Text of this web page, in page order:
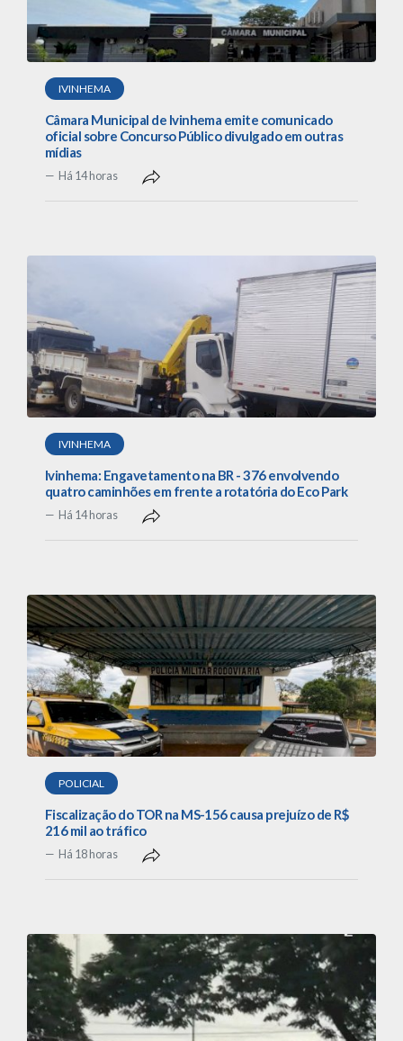
IVINHEMA
Câmara Municipal de Ivinhema emite comunicado
oficial sobre Concurso Público divulgado em outras
mídias
Há 14 horas
IVINHEMA
Ivinhema: Engavetamento na BR - 376 envolvendo
quatro caminhões em frente a rotatória do Eco Park
Há 14 horas
POLICIAL
Fiscalização do TOR na MS-156 causa prejuízo de R$
216 mil ao tráfico
Há 18 horas